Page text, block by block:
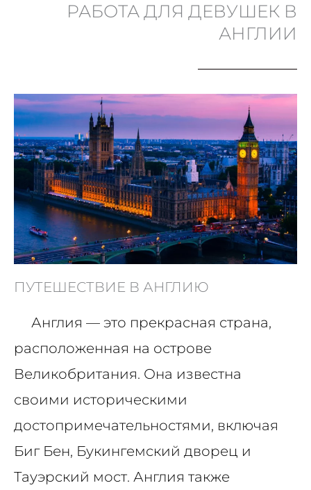
РАБОТА ДЛЯ ДЕВУШЕК В
АНГЛИИ
ПУТЕШЕСТВИЕ В АНГЛИЮ
Англия — это прекрасная страна,
расположенная на острове
Великобритания. Она известна
своими историческими
достопримечательностями, включая
Биг Бен, Букингемский дворец и
Тауэрский мост. Англия также